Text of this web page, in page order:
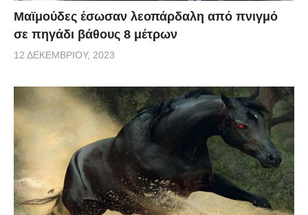
Μαϊμούδες έσωσαν λεοπάρδαλη από πνιγμό
σε πηγάδι βάθους 8 μέτρων
12 ΔΕΚΕΜΒΡΊΟΥ, 2023